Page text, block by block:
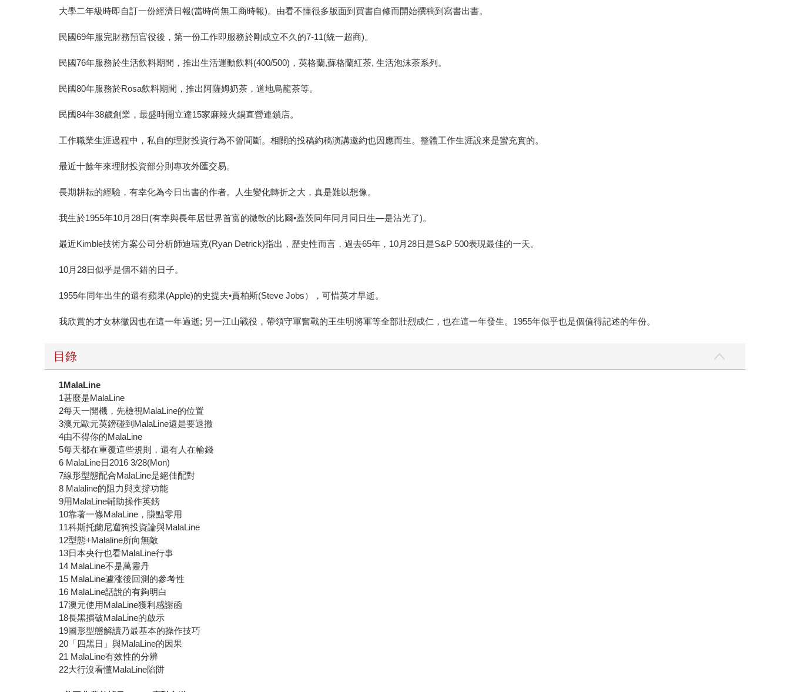
大學二年級時即自訂一份經濟日報(當時尚無工商時報)。由看不懂很多版面到買書自修而開始撰稿到寫書出書。
民國69年服完財務預官役後，第一份工作即服務於剛成立不久的7-11(統一超商)。
民國76年服務於生活飲料期間，推出生活運動飲料(400/500)，英格蘭,蘇格蘭紅茶, 生活泡沫茶系列。
民國80年服務於Rosa飲料期間，推出阿薩姆奶茶，道地烏龍茶等。
民國84年38歲創業，最盛時開立達15家麻辣火鍋直營連鎖店。
工作職業生涯過程中，私自的理財投資行為不曾間斷。相關的投稿約稿演講邀約也因應而生。整體工作生涯說來是蠻充實的。
最近十餘年來理財投資部分則專攻外匯交易。
長期耕耘的經驗，有幸化為今日出書的作者。人生變化轉折之大，真是難以想像。
我生於1955年10月28日(有幸與長年居世界首富的微軟的比爾•蓋茨同年同月同日生—是沾光了)。
最近Kimble技術方案公司分析師迪瑞克(Ryan Detrick)指出，歷史性而言，過去65年，10月28日是S&P 500表現最佳的一天。
10月28日似乎是個不錯的日子。
1955年同年出生的還有蘋果(Apple)的史提夫•賈柏斯(Steve Jobs），可惜英才早逝。
我欣賞的才女林徽因也在這一年過逝; 另一江山戰役，帶領守軍奮戰的王生明將軍等全部壯烈成仁，也在這一年發生。1955年似乎也是個值得記述的年份。
目錄
1MalaLine
1甚麼是MalaLine
2每天一開機，先檢視MalaLine的位置
3澳元歐元英鎊碰到MalaLine還是要退撤
4由不得你的MalaLine
5每天都在重覆這些規則，還有人在輸錢
6 MalaLine日2016 3/28(Mon)
7線形型態配合MalaLine是絕佳配對
8 Malaline的阻力與支撐功能
9用MalaLine輔助操作英鎊
10靠著一條MalaLine，賺點零用
11科斯托蘭尼遛狗投資論與MalaLine
12型態+Malaline所向無敵
13日本央行也看MalaLine行事
14 MalaLine不是萬靈丹
15 MalaLine遽涨後回測的參考性
16 MalaLine話說的有夠明白
17澳元使用MalaLine獲利感謝函
18長黑摜破MalaLine的啟示
19圖形型態解讀乃最基本的操作技巧
20「四黑日」與MalaLine的因果
21 MalaLine有效性的分辨
22大行沒看懂MalaLine陷阱